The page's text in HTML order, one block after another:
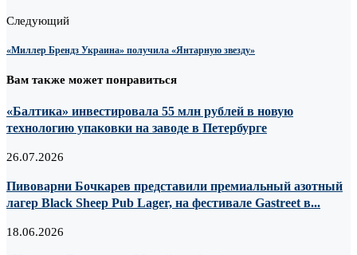
Следующий
«Миллер Брендз Украина» получила «Янтарную звезду»
Вам также может понравиться
«Балтика» инвестировала 55 млн рублей в новую
технологию упаковки на заводе в Петербурге
26.07.2026
Пивоварни Бочкарев представили премиальный азотный
лагер Black Sheep Pub Lager, на фестивале Gastreet в...
18.06.2026